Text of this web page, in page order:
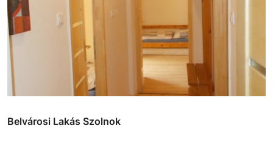
Belvárosi Lakás Szolnok